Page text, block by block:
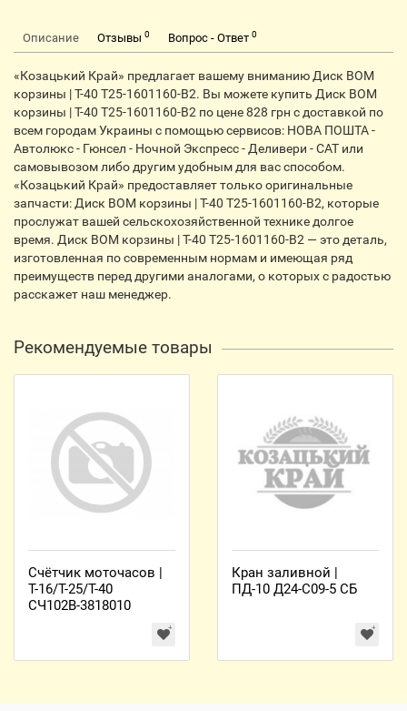
Описание Отзывы 0 Вопрос - Ответ 0
«Козацький Край» предлагает вашему вниманию Диск ВОМ
корзины | Т-40 Т25-1601160-В2. Вы можете купить Диск ВОМ
корзины | Т-40 Т25-1601160-В2 по цене 828 грн с доставкой по
всем городам Украины с помощью сервисов: НОВА ПОШТА -
Автолюкс - Гюнсел - Ночной Экспресс - Деливери - САТ или
самовывозом либо другим удобным для вас способом.
«Козацький Край» предоставляет только оригинальные
запчасти: Диск ВОМ корзины | Т-40 Т25-1601160-В2, которые
прослужат вашей сельскохозяйственной технике долгое
время. Диск ВОМ корзины | Т-40 Т25-1601160-В2 — это деталь,
изготовленная по современным нормам и имеющая ряд
преимуществ перед другими аналогами, о которых с радостью
расскажет наш менеджер.
Рекомендуемые товары
Счётчик моточасов |
Т-16/Т-25/Т-40
СЧ102В-3818010
Кран заливной |
ПД-10 Д24-С09-5 СБ